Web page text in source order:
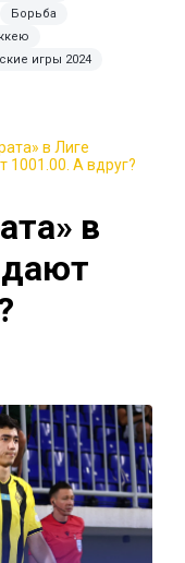
Борьба
игры 2024
в Лиге
1001.00. А вдруг?
в